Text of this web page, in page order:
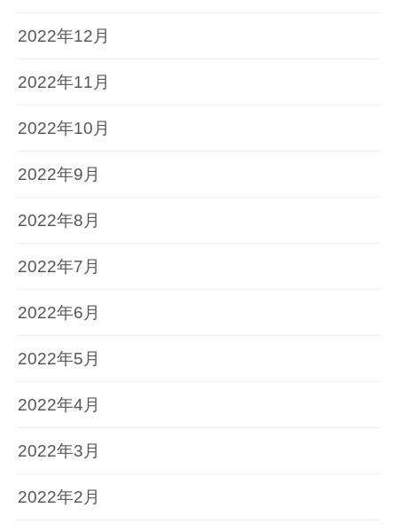
2022年12月
2022年11月
2022年10月
2022年9月
2022年8月
2022年7月
2022年6月
2022年5月
2022年4月
2022年3月
2022年2月